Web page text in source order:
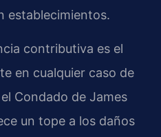
establecimientos.
contributiva es el
en cualquier caso de
Condado de James
un tope a los daños